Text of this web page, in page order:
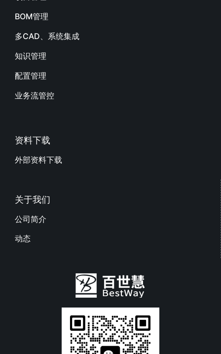
BOM管理
多CAD、系统集成
知识管理
配置管理
业务流管控
资料下载
外部资料下载
关于我们
公司简介
动态